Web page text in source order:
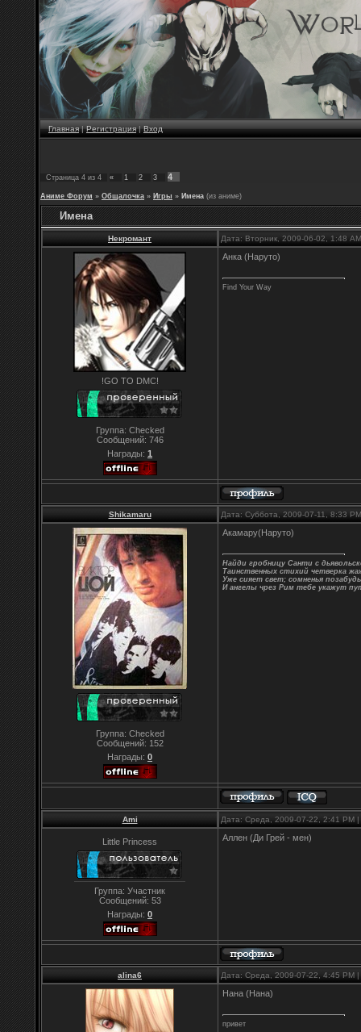
Главная|Регистрация|Вход
Страница 4 из 4 « 1 2 3 4
Аниме Форум » Общалочка » Игры » Имена (из аниме)
Имена
Некромант Дата: Вторник, 2009-06-02, 1:48
!GO TO DMC!
Группа: Checked
Сообщений: 746
Награды: 1
Анка (Наруто)
Find Your Way
Shikamaru Дата: Суббота, 2009-07-11, 8:33
Группа: Checked
Сообщений: 152
Награды: 0
Акамару(Наруто)
Найди гробницу Санти с
Таинственных стихий четверка
Уже сияет свет; сомненья
И ангелы чрез Рим тебе укажут
Ami Дата: Среда, 2009-07-22, 2:41
Little Princess
Группа: Участник
Сообщений: 53
Награды: 0
Аллен (Ди Грей - мен)
alina6 Дата: Среда, 2009-07-22, 4:45
Нана (Нана)
привет